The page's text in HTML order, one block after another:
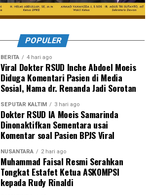
POPULER
BERITA 4 hari ago
Viral Dokter RSUD Inche Abdoel Moeis
Diduga Komentari Pasien di Media
Sosial, Nama dr. Renanda Jadi Sorotan
SEPUTAR KALTIM 3 hari ago
Dokter RSUD IA Moeis Samarinda
Dinonaktifkan Sementara usai
Komentar soal Pasien BPJS Viral
NUSANTARA 2 hari ago
Muhammad Faisal Resmi Serahkan
Tongkat Estafet Ketua ASKOMPSI
kepada Rudy Rinaldi